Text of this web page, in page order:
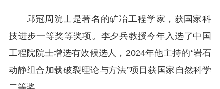
邱冠周院士是著名的矿冶工程学家，获国家科
技进步一等奖等奖项。李夕兵教授今年入选了中国
工程院院士增选有效候选人，2024年他主持的“岩石
动静组合加载破裂理论与方法”项目获国家自然科学
二等奖。